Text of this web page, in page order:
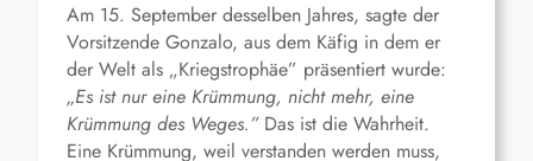
Am 15. September desselben Jahres, sagte der
Vorsitzende Gonzalo, aus dem Käfig in dem er
der Welt als „Kriegstrophäe” präsentiert wurde:
„Es ist nur eine Krümmung, nicht mehr, eine
Krümmung des Weges.”Das ist die Wahrheit.
Eine Krümmung, weil verstanden werden muss,